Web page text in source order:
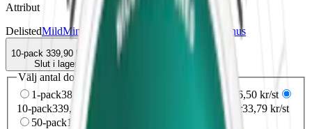
Attribut
DelistedMildMini Torr Portion TraditionellVelo Vitt snus
10-pack 339,90 kr
Slut i lager
Välj antal dosor
1-pack38,90 kr 182,50 kr 36,50 kr/st
10-pack339,90 kr 1 013,70 kr33,79 kr/st
50-pack1 674,50 kr